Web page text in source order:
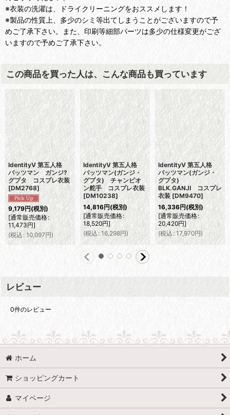
※衣装の洗濯は、ドライクリーニングをおススメします！
※製品の性質上、多少のシミ等出てしまうことがございますので予
めご了承下さい。また、印刷等細部パーツは多少の仕様変更がござ
いますので予めご了承下さい。
この商品を買った人は、こんな商品も買っています
IdentityV 第五人格
バッツマン ガンジ?
グプタ コスプレ衣装
[DM2768]
9,179円(税別)
[通常販売価格:
11,473円]
(税込: 10,097円)
IdentityV 第五人格
バッツマン(ガンジ・
グプタ) チャンピオ
ン舵手 コスプレ衣装
[DM10238]
14,816円(税別)
[通常販売価格:
18,520円]
(税込 : 16,298円)
IdentityV 第五人格
バッツマン(ガンジ・
グプタ)
BLK.GANJI コスプレ
衣装 [DM9470]
16,336円(税別)
[通常販売価格:
20,420円]
(税込 : 17,970円)
レビュー
0件のレビュー
ホーム
ショッピングカート
マイページ